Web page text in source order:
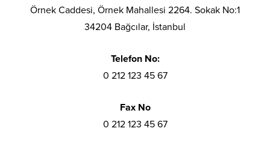
Örnek Caddesi, Örnek Mahallesi 2264. Sokak No:1
34204 Bağcılar, İstanbul
Telefon No:
0 212 123 45 67
Fax No
0 212 123 45 67